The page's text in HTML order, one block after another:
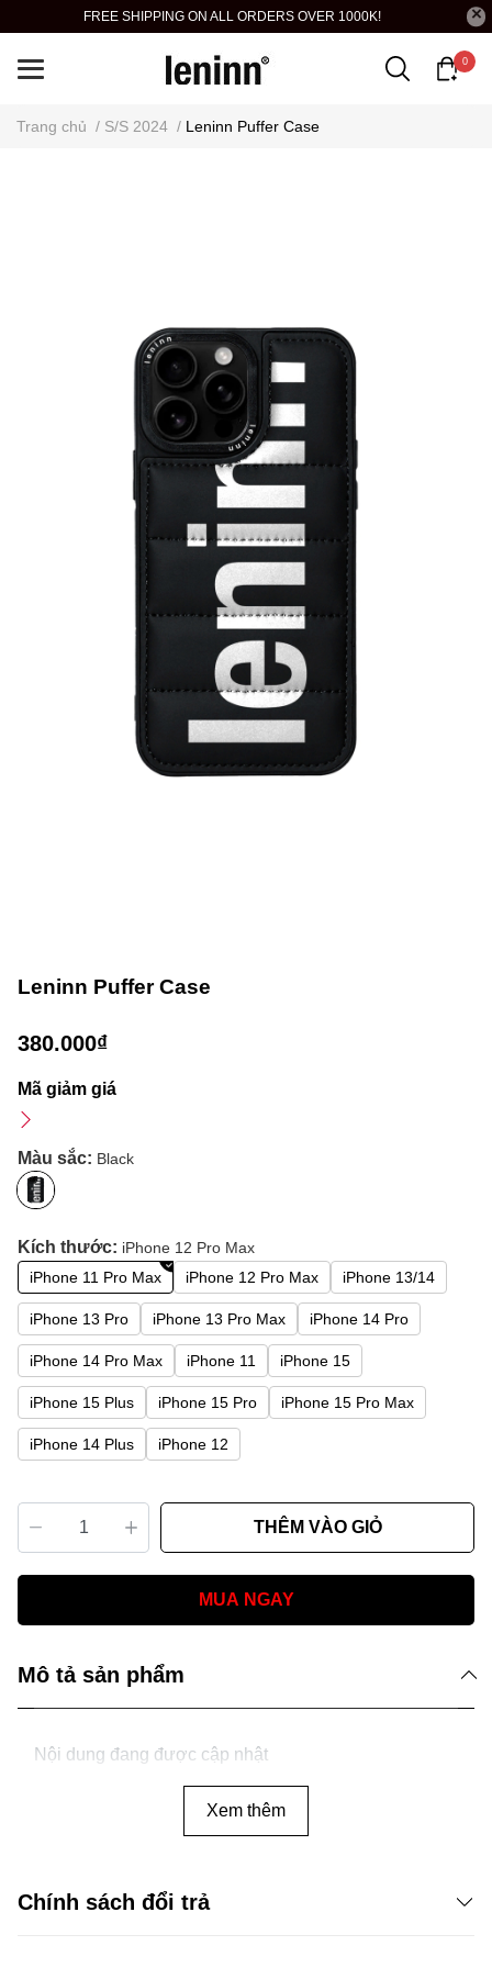
FREE SHIPPING ON ALL ORDERS OVER 1000K!
0
Trang chủ / S/S 2024 / Leninn Puffer Case
Leninn Puffer Case
380.000₫
Mã giảm giá
Màu sắc: Black
Kích thước: iPhone 12 Pro Max
iPhone 11 Pro Max
iPhone 12 Pro Max iPhone 13/14
iPhone 13 Pro iPhone 13 Pro Max iPhone 14 Pro
iPhone 14 Pro Max iPhone 11 iPhone 15
iPhone 15 Plus iPhone 15 Pro iPhone 15 Pro Max
iPhone 14 Plus iPhone 12
THÊM VÀO GIỎ
MUA NGAY
Mô tả sản phẩm
Nội dung đang được cập nhật
Xem thêm
Chính sách đổi trả